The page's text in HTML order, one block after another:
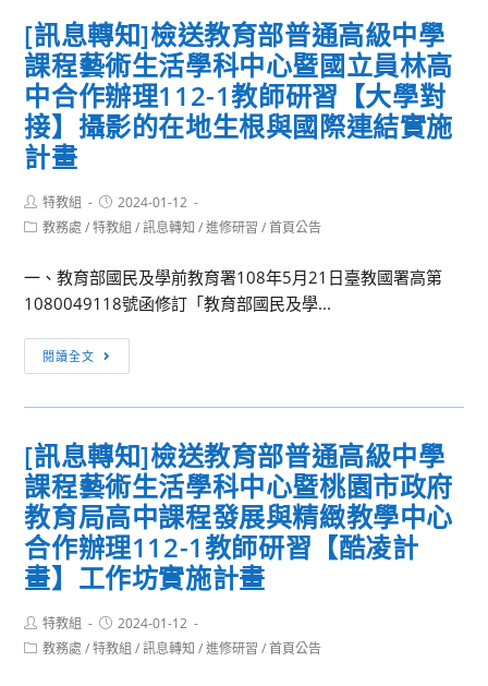
閱。
願
者
踴
躍
報
請
查
語
N3
中
級
Ⅱ
「葉
曄
字
學
及
件
篇」
招
生
簡
章，
請
有
(C/C++班)
大
同
大
學
「113
度
計
科
究
士
班、
媒
體
設
計
碩
[訊息轉知]檢送教育部普通高級中學
課程藝術生活學科中心暨國立員林高
中合作辦理112-1教師研習【大學對
接】攝影的在地生根與國際連結實施
計畫
Post
author:
特教組
Post
published:
2024-01-12
Post教務處 / 特教組 / 訊息轉知 / 進修研習 / 首頁公告
一、教育部國民及學前教育署108年5月21日臺教國署高第
1080049118號函修訂「教育部國民及學...
閱讀全文
息
轉
檢
送
教
育
部
普
高
[訊息轉知]檢送教育部普通高級中學
課程藝術生活學科中心暨桃園市政府
教育局高中課程發展與精緻教學中心
合作辦理112-1教師研習【酷凌計
畫】工作坊實施計畫
Post
author:
特教組
Post
published:
2024-01-12
Post教務處 / 特教組 / 訊息轉知 / 進修研習 / 首頁公告